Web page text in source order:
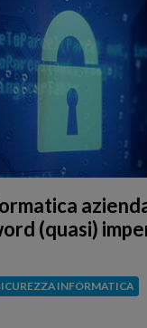
(quasi)
INFORMATICA